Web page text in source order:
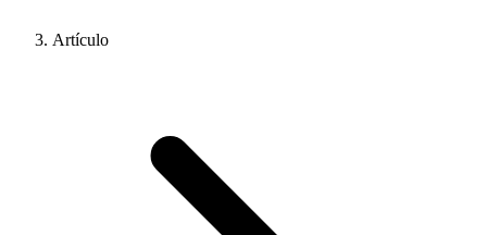
Artículo